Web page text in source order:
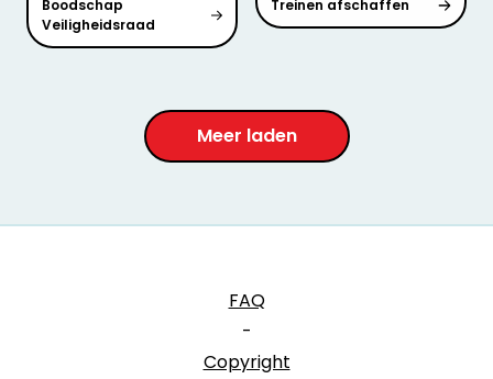
Boodschap
Veiligheidsraad
Treinen afschaffen
Meer laden
FAQ
-
Copyright